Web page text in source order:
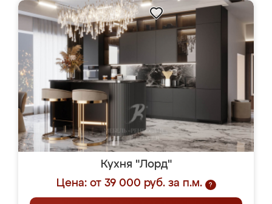
Кухня "Лорд"
Цена: от 39 000 руб. за п.м.
?